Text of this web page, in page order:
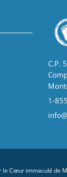
C.P.
1-
le Cœur immaculé de